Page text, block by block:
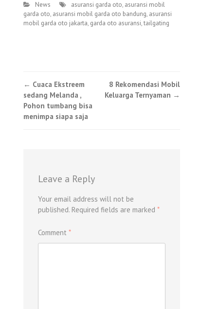
News asuransi garda oto, asuransi mobil
garda oto, asuransi mobil garda oto bandung, asuransi
mobil garda oto jakarta, garda oto asuransi,tailgating
Post
navigation
← Cuaca Ekstreem
sedang Melanda ,
Pohon tumbang bisa
menimpa siapa saja
8 Rekomendasi Mobil
Keluarga Ternyaman →
Leave a Reply
Your email address will not be
published. Required fields are marked *
Comment *